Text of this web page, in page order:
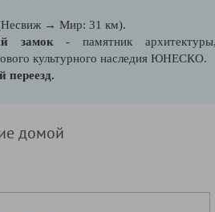
→ Мир: 31 км).
замок - памятник
культурного наследия ЮНЕСКО.
переезд.
домой